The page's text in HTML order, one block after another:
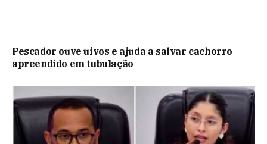
Pescador ouve uivos e ajuda a salvar cachorro
apreendido em tubulação